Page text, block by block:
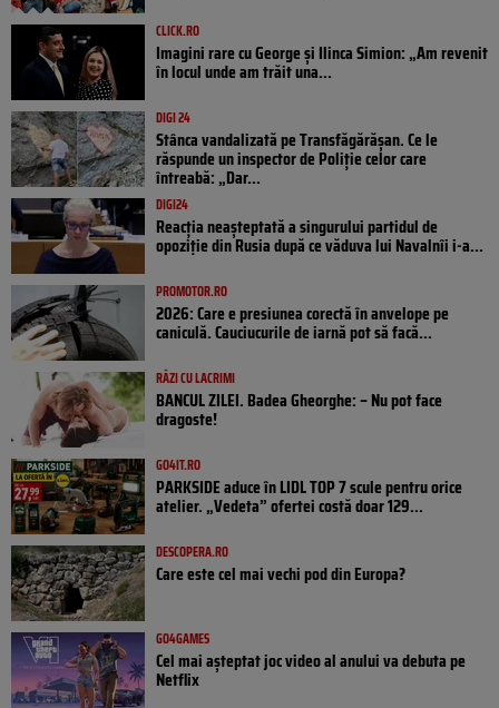
CLICK.RO
Imagini rare cu George și Ilinca Simion: „Am revenit
în locul unde am trăit una...
DIGI 24
Stânca vandalizată pe Transfăgărășan. Ce le
răspunde un inspector de Poliție celor care
întreabă: „Dar...
DIGI24
Reacția neașteptată a singurului partidul de
opoziţie din Rusia după ce văduva lui Navalnîi i-a...
PROMOTOR.RO
2026: Care e presiunea corectă în anvelope pe
caniculă. Cauciucurile de iarnă pot să facă...
RÂZI CU LACRIMI
BANCUL ZILEI. Badea Gheorghe: – Nu pot face
dragoste!
GO4IT.RO
PARKSIDE aduce în LIDL TOP 7 scule pentru orice
atelier. „Vedeta” ofertei costă doar 129...
DESCOPERA.RO
Care este cel mai vechi pod din Europa?
GO4GAMES
Cel mai așteptat joc video al anului va debuta pe
Netflix